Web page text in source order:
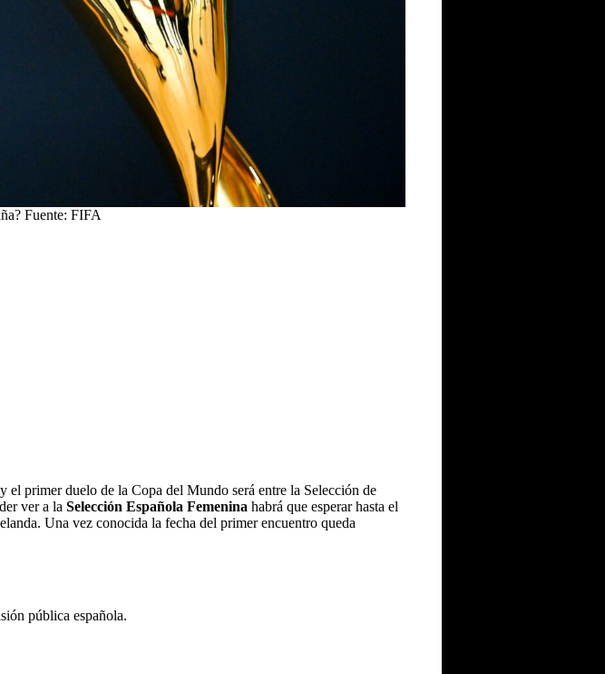
Fuente: FIFA
primer duelo de la Copa del Mundo será entre la Selección de
ver a la Selección Española Femenina habrá que esperar hasta el
Una vez conocida la fecha del primer encuentro queda
pública española.